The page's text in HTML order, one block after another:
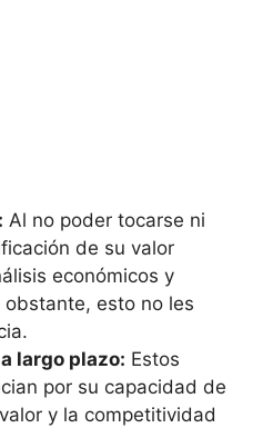
Al no poder tocarse ni
de su valor
económicos y
esto no les
largo plazo: Estos ​
​por su‌ capacidad de
y la competitividad